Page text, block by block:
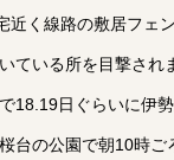
く線路の敷居フェ
いる所を目撃され
日ぐらいに伊
の公園で朝10時ご